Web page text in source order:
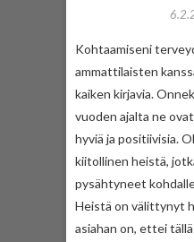
Kohtaamiseni
ammattilaisten
kaiken kirjavia.
vuoden ajalta ne
hyviä ja positiivisia.
kiitollinen heistä,
pysähtyneet
Heistä on välittynyt
asiahan on, ettei